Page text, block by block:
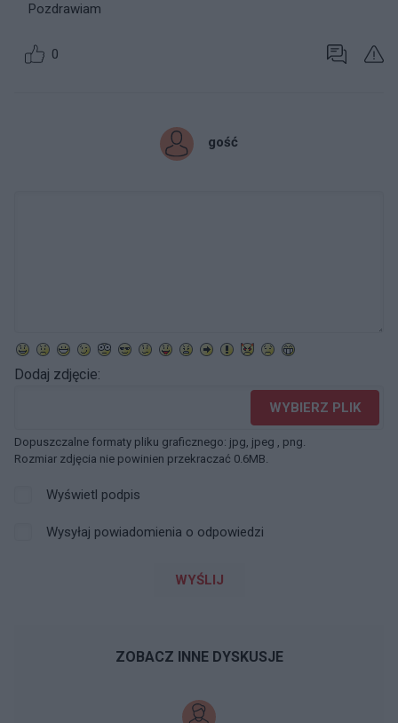
Pozdrawiam
0
gość
Dodaj zdjęcie:
WYBIERZ PLIK
Dopuszczalne formaty pliku graficznego: jpg, jpeg , png.
Rozmiar zdjęcia nie powinien przekraczać 0.6MB.
Wyświetl podpis
Wysyłaj powiadomienia o odpowiedzi
WYŚLIJ
ZOBACZ INNE DYSKUSJE